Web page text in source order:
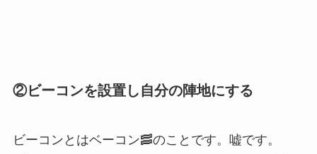
②ビーコンを設置し自分の陣地にする
ビーコンとはベーコン🥓のことです。嘘です。